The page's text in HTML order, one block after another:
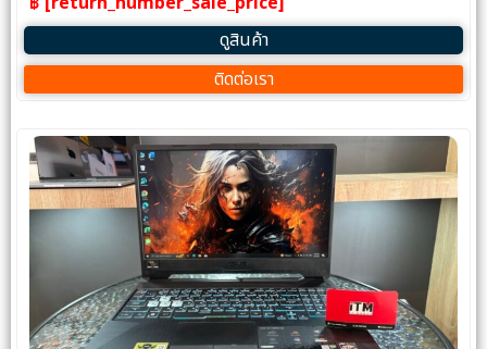
ดูสินค้า
ติดต่อเรา